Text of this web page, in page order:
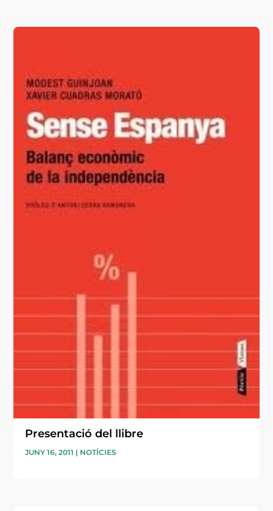
Presentació del llibre
JUNY 16, 2011 | NOTÍCIES